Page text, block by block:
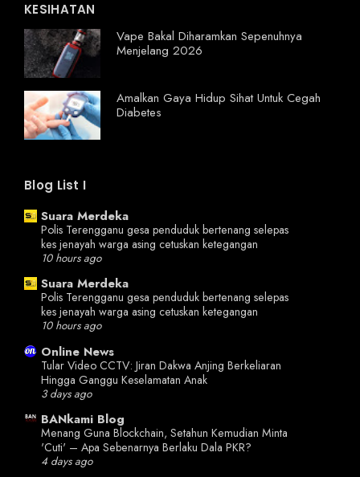
KESIHATAN
Vape Bakal Diharamkan Sepenuhnya
Menjelang 2026
Amalkan Gaya Hidup Sihat Untuk Cegah
Diabetes
Blog List I
Suara Merdeka
Polis Terengganu gesa penduduk bertenang selepas
kes jenayah warga asing cetuskan ketegangan
10 hours ago
Suara Merdeka
Polis Terengganu gesa penduduk bertenang selepas
kes jenayah warga asing cetuskan ketegangan
10 hours ago
Online News
Tular Video CCTV: Jiran Dakwa Anjing Berkeliaran
Hingga Ganggu Keselamatan Anak
3 days ago
BANkami Blog
Menang Guna Blockchain, Setahun Kemudian Minta
'Cuti' – Apa Sebenarnya Berlaku Dala PKR?
4 days ago